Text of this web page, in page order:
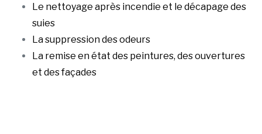
Le nettoyage après incendie et le décapage des
suies
La suppression des odeurs
La remise en état des peintures, des ouvertures
et des façades